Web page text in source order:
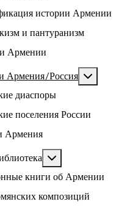
истории Армении
и пантуранизм
Армении
Армения/Россия
диаспоры
поселения России
Армения
книги об Армении
композиций